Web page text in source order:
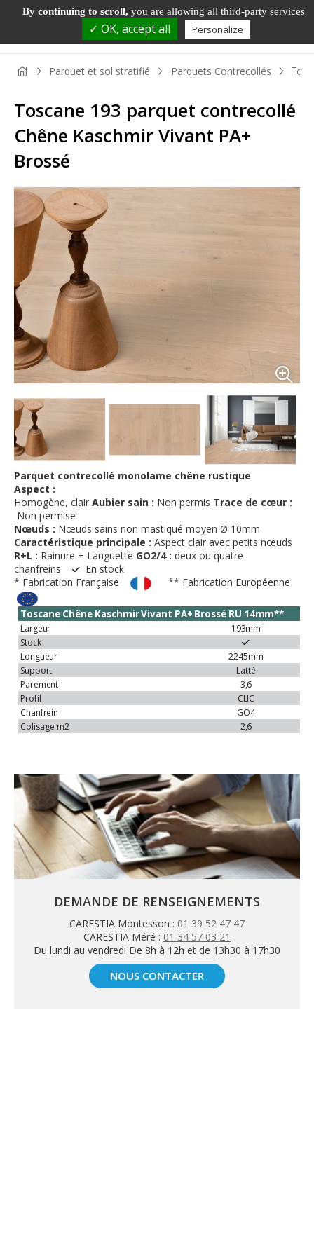
PANNEAU
BOIS
PANNEAU
DÉCORATIF
STRATIFIÉ
MENUISERIE
Parquet et sol stratifié Parquets Contrecollés
Toscane 193 parquet contrecollé
Chêne Kaschmir Vivant PA+
Brossé
Parquet contrecollé monolame chêne rustique
Aspect :
Homogène, clair Aubier sain : Non permis Trace de cœur :
Non permise
Nœuds : Nœuds sains non mastiqué moyen Ø 10mm
Caractéristique principale : Aspect clair avec petits nœuds
R+L : Rainure + Languette GO2/4 : deux ou quatre
chanfreins
En stock
* Fabrication Française
** Fabrication Européenne
Toscane Chêne KaschmirVivant PA+ Brossé RU 14mm**
Largeur
193mm
Stock
Longueur
2245mm
Support
Latté
Parement
3,6
Profil
CLIC
Chanfrein
GO4
Colisage m2 2,6
DEMANDE DE RENSEIGNEMENTS
CARESTIA Montesson : 01 39 52 47 47
CARESTIA Méré : 01 34 57 03 21
Du lundi au vendredi De 8h à 12h et de 13h30 à 17h30
NOUS CONTACTER
By continuing to scroll, you are allowing all third-party services
✓ OK, accept all Personalize